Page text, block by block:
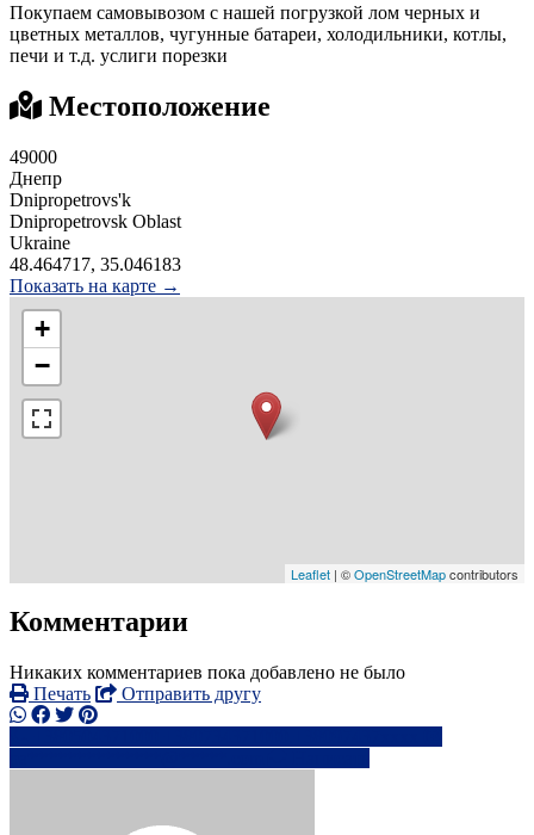
Покупаем самовывозом с нашей погрузкой лом черных и
цветных металлов, чугунные батареи, холодильники, котлы,
печи и т.д. услиги порезки
Местоположение
49000
Днепр
Dnipropetrovs'k
Dnipropetrovsk Oblast
Ukraine
48.464717, 35.046183
Показать на карте →
+
−
Leaflet | ©OpenStreetMapcontributors
Комментарии
Никаких комментариев пока добавлено не было
Печать
Отправить другу